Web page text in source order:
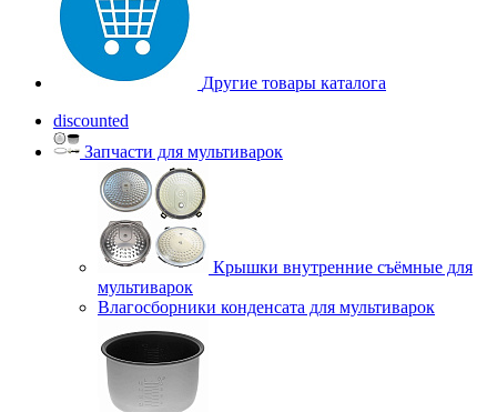
Другие товары каталога
discounted
Запчасти для мультиварок
Крышки внутренние съёмные для
мультиварок
Влагосборники конденсата для мультиварок